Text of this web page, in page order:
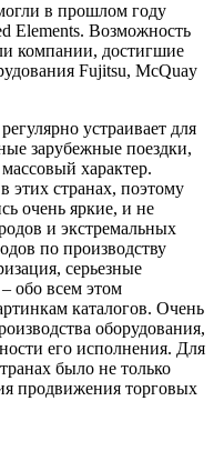
в прошлом году
Elements. Возможность
компании, достигшие
Fujitsu, McQuay
устраивает для
зарубежные поездки,
характер.
этих странах, поэтому
очень яркие, и не
и экстремальных
по производству
серьезные
обо всем этом
каталогов. Очень
оборудования,
его исполнения. Для
было не только
продвижения торговых